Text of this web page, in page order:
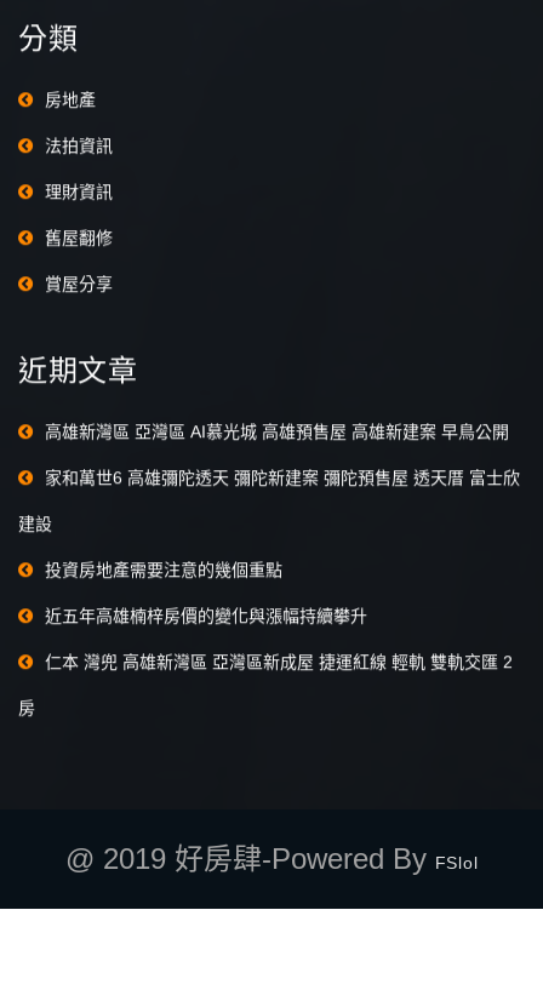
分類
房地產
法拍資訊
理財資訊
舊屋翻修
賞屋分享
近期文章
高雄新灣區 亞灣區 AI慕光城 高雄預售屋 高雄新建案 早鳥公開
家和萬世6 高雄彌陀透天 彌陀新建案 彌陀預售屋 透天厝 富士欣
建設
投資房地產需要注意的幾個重點
近五年高雄楠梓房價的變化與漲幅持續攀升
仁本 灣兜 高雄新灣區 亞灣區新成屋 捷運紅線 輕軌 雙軌交匯 2
房
@ 2019 好房肆-Powered By FSlol